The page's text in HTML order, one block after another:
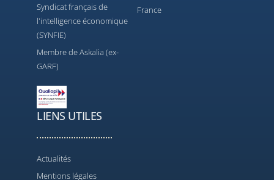
Syndicat français de
l'intelligence économique
(SYNFIE)
Membre de Askalia (ex-
GARF)
France
LIENS UTILES
Actualités
Mentions légales